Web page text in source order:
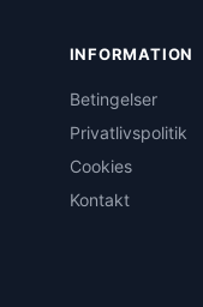
INFORMATION
Betingelser
Privatlivspolitik
Cookies
Kontakt